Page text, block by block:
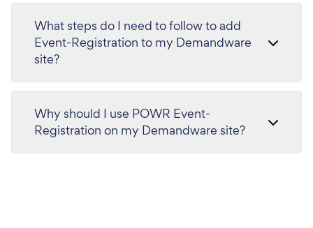
What steps do I need to follow to add
Event-Registration to my Demandware
site?
Why should I use POWR Event-
Registration on my Demandware site?